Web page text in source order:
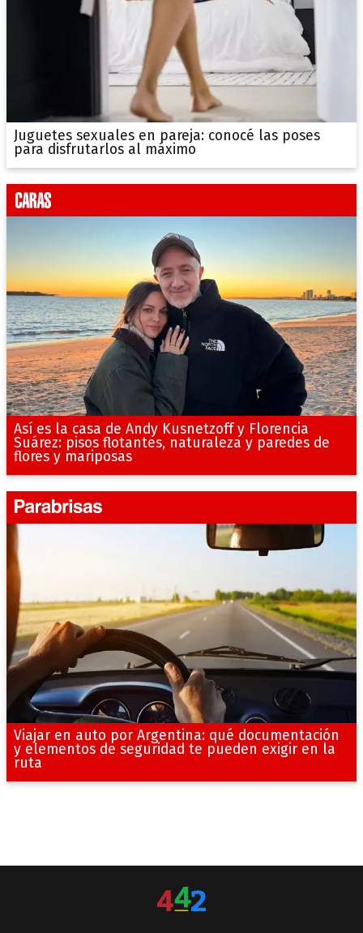
Juguetes sexuales en pareja: conocé las poses
para disfrutarlos al máximo
Así es la casa de Andy Kusnetzoff y Florencia
Suárez: pisos flotantes, naturaleza y paredes de
flores y mariposas
Viajar en auto por Argentina: qué documentación
y elementos de seguridad te pueden exigir en la
ruta